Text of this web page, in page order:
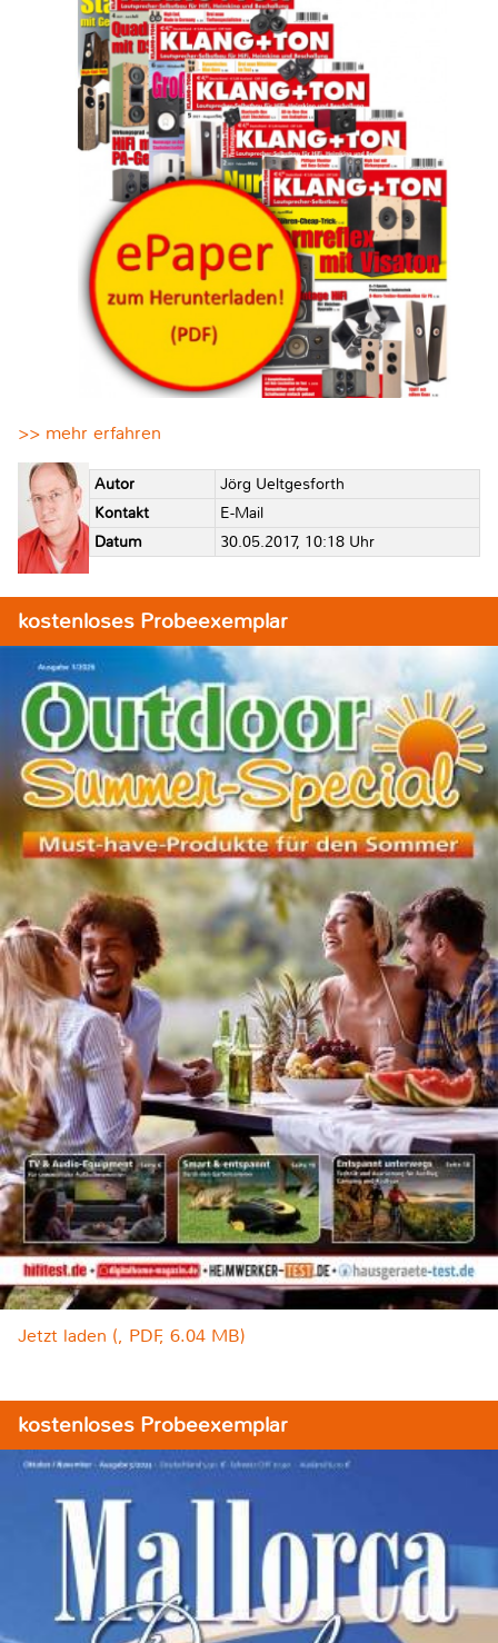
>> mehr erfahren
Autor
Jörg Ueltgesforth
Kontakt
E-Mail
Datum
30.05.2017, 10:18 Uhr
kostenloses Probeexemplar
Jetzt laden (, PDF, 6.04 MB)
kostenloses Probeexemplar